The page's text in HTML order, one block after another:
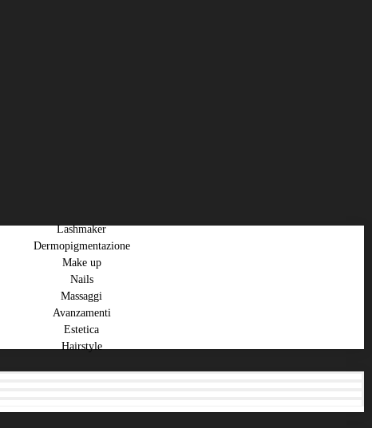
Lashmaker
Dermopigmentazione
Make up
Nails
Massaggi
Avanzamenti
Estetica
Hairstyle